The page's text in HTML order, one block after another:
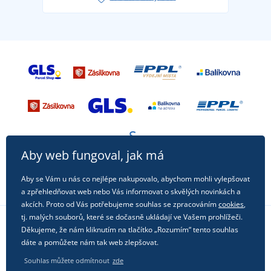
Sledujte nás na sociálních sítích
Aby web fungoval, jak má
Aby se Vám u nás co nejlépe nakupovalo, abychom mohli vylepšovat
a zpřehledňovat web nebo Vás informovat o skvělých novinkách a
akcích. Proto od Vás potřebujeme souhlas se zpracovánímcookies,
tj. malých souborů, které se dočasně ukládají ve Vašem prohlížeči.
Děkujeme, že nám kliknutím na tlačítko „Rozumím“ tento souhlas
dáte a pomůžete nám tak web zlepšovat.
Souhlas můžete odmítnout zde